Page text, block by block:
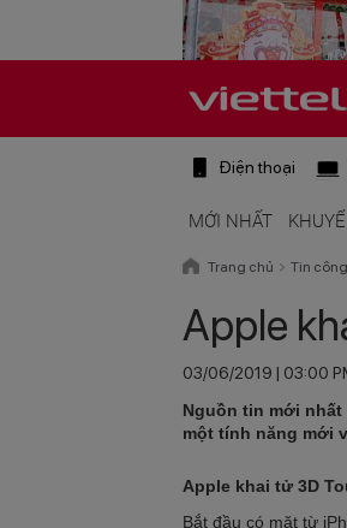
Điện thoại
MỚI NHẤT
Trang chủ Tin
Apple
03/06/2019 | 03:00
Nguồn tin mới nhất
một tính năng mới
Apple khai tử 3D
Bắt đầu có mặt từ